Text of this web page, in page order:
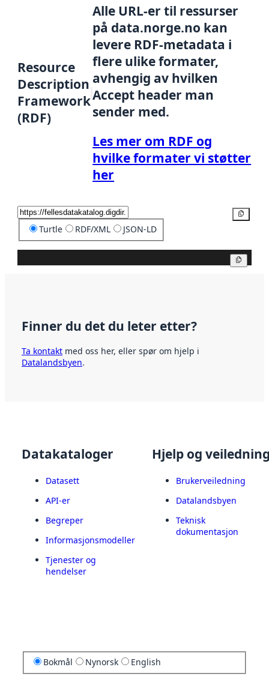
Resource
Description
Framework
(RDF)
Alle URL-er til ressurser
på data.norge.no kan
levere RDF-metadata i
flere ulike formater,
avhengig av hvilken
Accept header man
sender med.
Les mer om RDF og
hvilke formater vi støtter
her
Turtle RDF/XML JSON-LD
Finner du det du leter etter?
Ta kontakt med oss her, eller spør om hjelp i
Datalandsbyen.
Datakataloger
Datasett
API-er
Begreper
Informasjonsmodeller
Tjenester og
hendelser
Hjelp og
Brukerveiledning
Datalandsbyen
Teknisk
dokumentasjon
Bokmål Nynorsk English